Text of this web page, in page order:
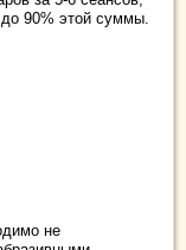
90% этой суммы.
не